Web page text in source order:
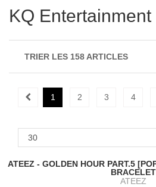
KQ Entertainment
TRIER LES 158 ARTICLES
1 2 3 4
ATEEZ - GOLDEN HOUR PART.5
BRACELET
ATEEZ